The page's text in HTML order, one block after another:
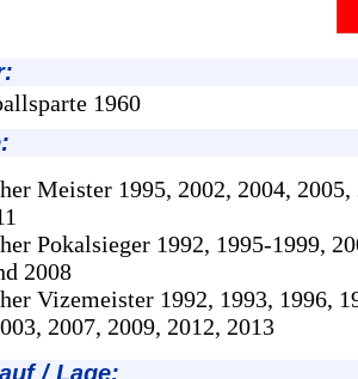
:
1960
:
Meister 1995, 2002, 2004, 2005,
Pokalsieger 1992, 1995-1999,
2008
Vizemeister 1992, 1993, 1996,
2007, 2009, 2012, 2013
/ Lage: